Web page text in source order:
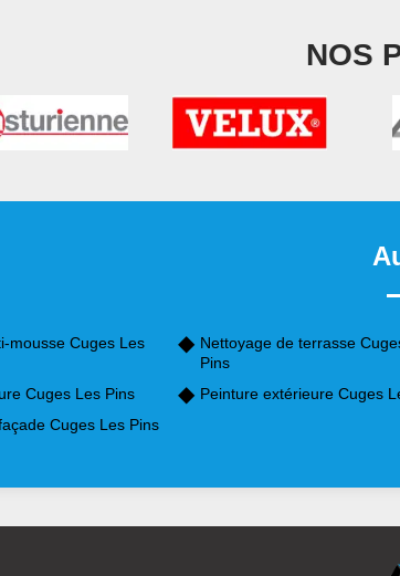
NOS
mousse Cuges Les
Cuges Les Pins
Cuges Les Pins
Nettoyage de terrasse
Pins
Peinture extérieure Cuges